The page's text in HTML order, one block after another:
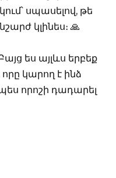
սպասելով, թե
կլինես։ 🙏
ես այլևս երբեք
կարող է ինձ
որոշի դադարել